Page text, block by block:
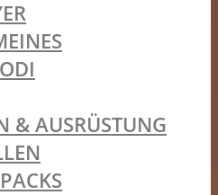
& AUSRÜSTUNG